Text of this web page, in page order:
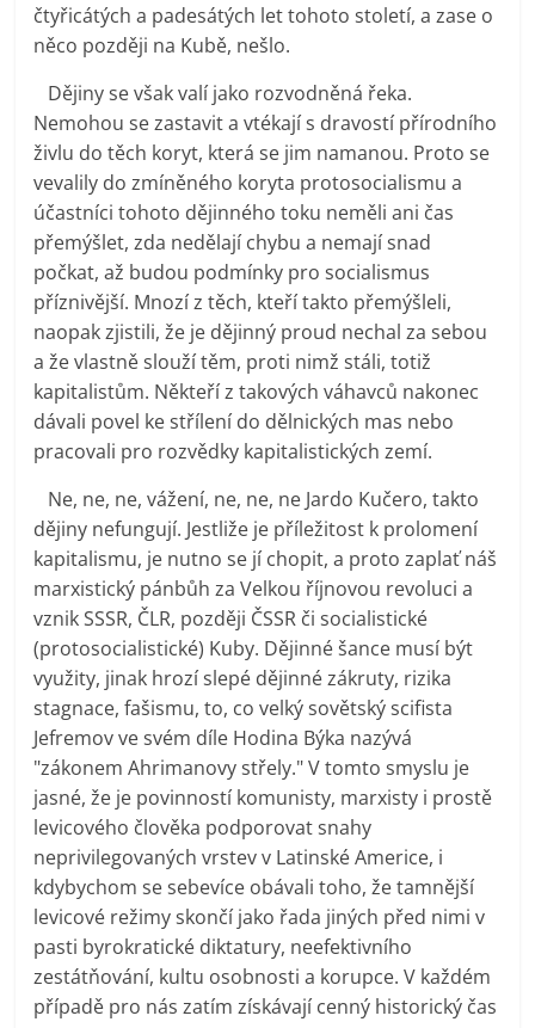
čtyřicátých a padesátých let tohoto století, a zase o
něco později na Kubě, nešlo.
Dějiny se však valí jako rozvodněná řeka.
Nemohou se zastavit a vtékají s dravostí přírodního
živlu do těch koryt, která se jim namanou. Proto se
vevalily do zmíněného koryta protosocialismu a
účastníci tohoto dějinného toku neměli ani čas
přemýšlet, zda nedělají chybu a nemají snad
počkat, až budou podmínky pro socialismus
příznivější. Mnozí z těch, kteří takto přemýšleli,
naopak zjistili, že je dějinný proud nechal za sebou
a že vlastně slouží těm, proti nimž stáli, totiž
kapitalistům. Někteří z takových váhavců nakonec
dávali povel ke střílení do dělnických mas nebo
pracovali pro rozvědky kapitalistických zemí.
Ne, ne, ne, vážení, ne, ne, ne Jardo Kučero, takto
dějiny nefungují. Jestliže je příležitost k prolomení
kapitalismu, je nutno se jí chopit, a proto zaplať náš
marxistický pánbůh za Velkou říjnovou revoluci a
vznik SSSR, ČLR, později ČSSR či socialistické
(protosocialistické) Kuby. Dějinné šance musí být
využity, jinak hrozí slepé dějinné zákruty, rizika
stagnace, fašismu, to, co velký sovětský scifista
Jefremov ve svém díle Hodina Býka nazývá
"zákonem Ahrimanovy střely." V tomto smyslu je
jasné, že je povinností komunisty, marxisty i prostě
levicového člověka podporovat snahy
neprivilegovaných vrstev v Latinské Americe, i
kdybychom se sebevíce obávali toho, že tamnější
levicové režimy skončí jako řada jiných před nimi v
pasti byrokratické diktatury, neefektivního
zestátňování, kultu osobnosti a korupce. V každém
případě pro nás zatím získávají cenný historický čas